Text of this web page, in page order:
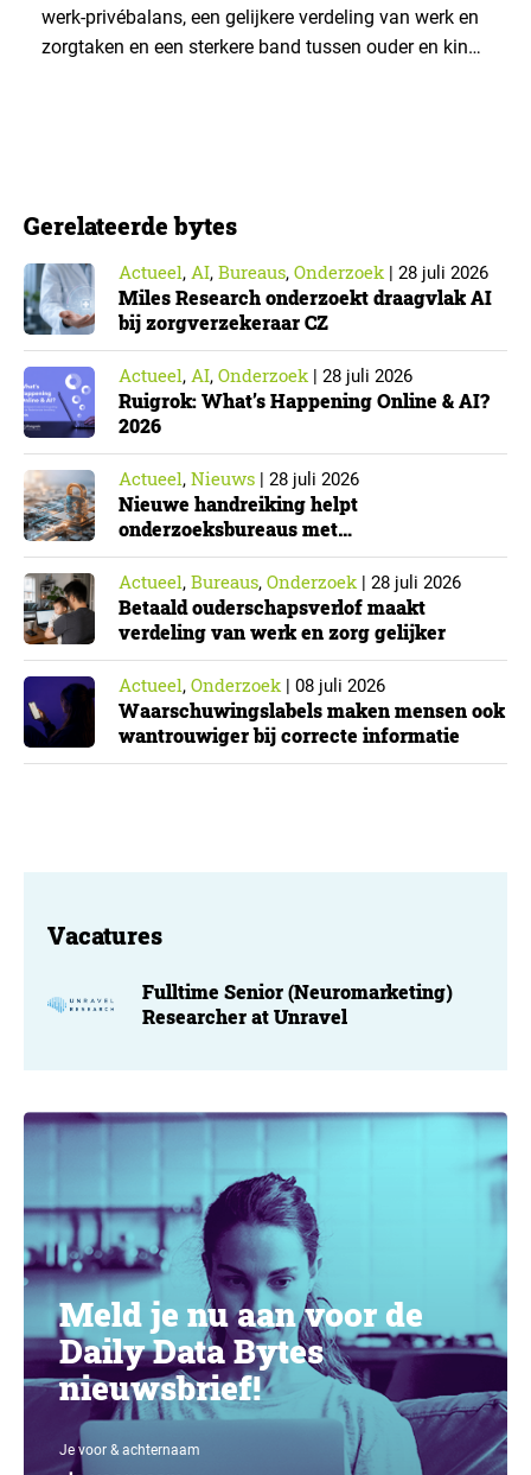
werk-privébalans, een gelijkere verdeling van werk en
zorgtaken en een sterkere band tussen ouder en kind.
Gerelateerde bytes
Actueel, AI, Bureaus, Onderzoek| 28 juli 2026
Miles Research onderzoekt draagvlak AI
bij zorgverzekeraar CZ
Actueel, AI, Onderzoek| 28 juli 2026
Ruigrok: What’s Happening Online & AI?
2026
Actueel, Nieuws | 28 juli 2026
Nieuwe handreiking helpt
onderzoeksbureaus met
Cyberbeveiligingswet
Actueel, Bureaus, Onderzoek| 28 juli 2026
Betaald ouderschapsverlof maakt
verdeling van werk en zorg gelijker
Actueel, Onderzoek| 08 juli 2026
Waarschuwingslabels maken mensen ook
wantrouwiger bij correcte informatie
Vacatures
Fulltime Senior (Neuromarketing)
Researcher at Unravel
Meld je nu aan voor de
Daily Data Bytes
nieuwsbrief!
Je voor & achternaam